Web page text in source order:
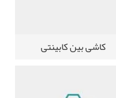
کاشی بین کابینتی